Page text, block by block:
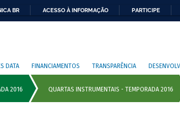
BR ACESSO À INFORMAÇÃO PARTICIPE
DATA FINANCIAMENTOS TRANSPARÊNCIA